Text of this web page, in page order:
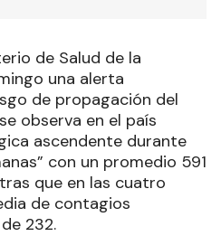
de Salud de la
una alerta
de propagación del
observa en el país
ascendente durante
con un promedio 591
que en las cuatro
de contagios
232.